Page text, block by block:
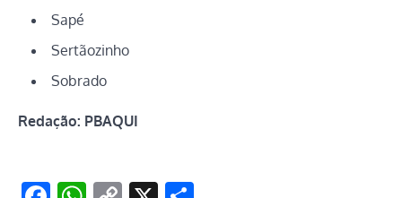
Sapé
Sertãozinho
Sobrado
Redação: PBAQUI